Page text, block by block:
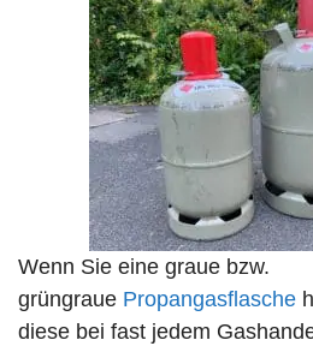
Wenn Sie eine graue bzw.
grüngraue Propangasflasche
diese bei fast jedem